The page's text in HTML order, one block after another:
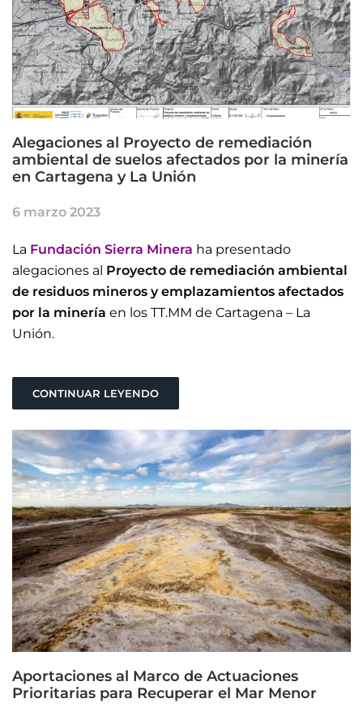
Alegaciones al Proyecto de remediación
ambiental de suelos afectados por la minería
en Cartagena y La Unión
6 marzo 2023
La Fundación Sierra Minera ha presentado
alegaciones al Proyecto de remediación ambiental
de residuos mineros y emplazamientos afectados
por la minería en los TT.MM de Cartagena – La
Unión.
CONTINUAR LEYENDO
Aportaciones al Marco de Actuaciones
Prioritarias para Recuperar el Mar Menor